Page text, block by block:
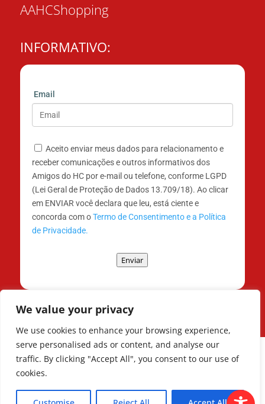
We value your privacy
We use cookies to enhance your browsing experience,
serve personalised ads or content, and analyse our
traffic. By clicking "Accept All", you consent to our use of
cookies.
AAHCShopping
INFORMATIVO:
Email
Aceito enviar meus dados para relacionamento e
receber comunicações e outros informativos dos
Amigos do HC por e-mail ou telefone, conforme LGPD
(Lei Geral de Proteção de Dados 13.709/18). Ao clicar
em ENVIAR você declara que leu, está ciente e
concorda com oTermo de Consentimento e a Política
de Privacidade.
Enviar
Todos os Direitos Reservados © | Associação